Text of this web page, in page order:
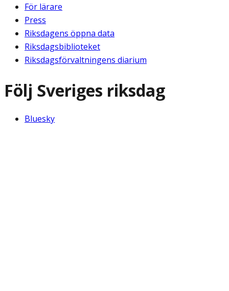
För lärare
Press
Riksdagens öppna data
Riksdagsbiblioteket
Riksdagsförvaltningens diarium
Följ Sveriges riksdag
Bluesky